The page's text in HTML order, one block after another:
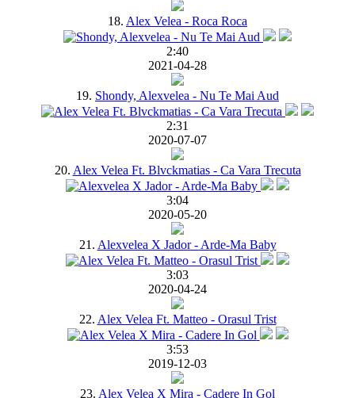
18. Alex Velea - Roca Roca
2:40
2021-04-28
19. Shondy, Alexvelea - Nu Te Mai Aud
2:31
2020-07-07
20. Alex Velea Ft. Blvckmatias - Ca Vara Trecuta
3:04
2020-05-20
21. Alexvelea X Jador - Arde-Ma Baby
3:03
2020-04-24
22. Alex Velea Ft. Matteo - Orasul Trist
3:53
2019-12-03
23. Alex Velea X Mira - Cadere In Gol